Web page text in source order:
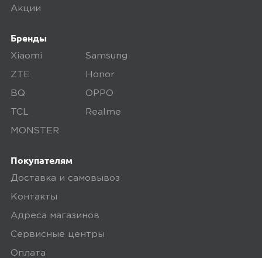
Дополнительные вопросы вы можете
Акции
Бренды
Xiaomi Samsung
ZTE Honor
BQ OPPO
TCL Realme
MONSTER
Покупателям
Доставка и самовывоз
Контакты
Адреса магазинов
Сервисные центры
Оплата